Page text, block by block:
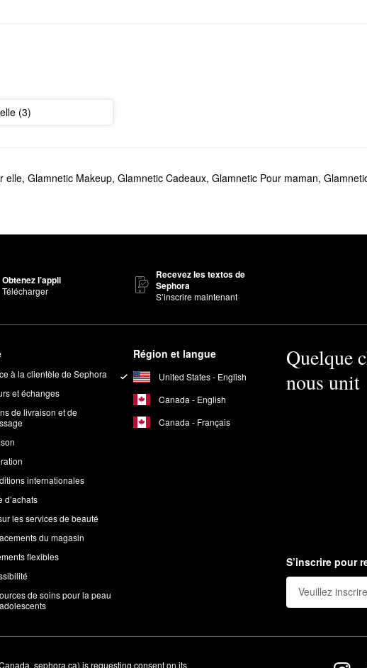
(3)
elle, Glamnetic Makeup, Glamnetic Cadeaux, Glamnetic Pour maman,
Obtenez l’appli
Télécharger
Recevez les textos de
Sephora
S’inscrire maintenant
à la clientèle de Sephora
et échanges
de livraison et de
internationales
d’achats
les services de beauté
du magasin
flexibles
de soins pour la peau
Région et langue
United States - English
Canada - English
Canada - Français
Quelque
nous unit
S’inscrire pour
sephora.ca) is requesting consent on its